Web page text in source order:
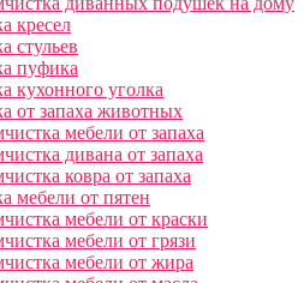
кресел
стульев
пуфика
кухонного уголка
от запаха животных
мебели от запаха
дивана от запаха
ковра от запаха
мебели от пятен
мебели от краски
мебели от грязи
мебели от жира